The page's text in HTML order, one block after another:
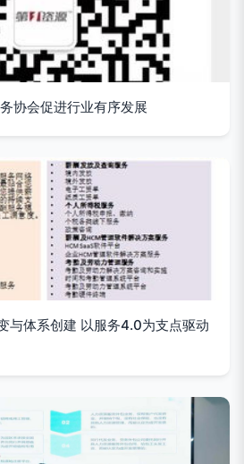
协会促进行业有序发展
与体系创建 以服务4.0为支点驱动